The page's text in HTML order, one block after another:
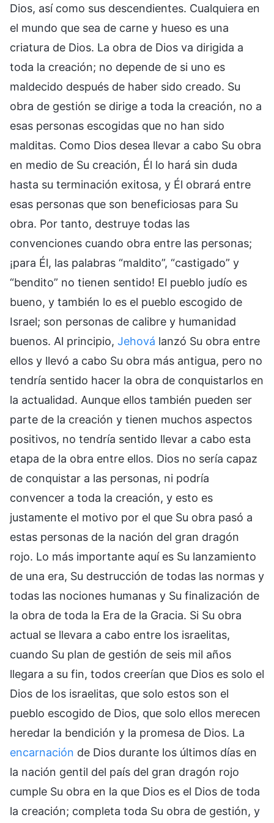
Dios, así como sus descendientes. Cualquiera en
el mundo que sea de carne y hueso es una
criatura de Dios. La obra de Dios va dirigida a
toda la creación; no depende de si uno es
maldecido después de haber sido creado. Su
obra de gestión se dirige a toda la creación, no a
esas personas escogidas que no han sido
malditas. Como Dios desea llevar a cabo Su obra
en medio de Su creación, Él lo hará sin duda
hasta su terminación exitosa, y Él obrará entre
esas personas que son beneficiosas para Su
obra. Por tanto, destruye todas las
convenciones cuando obra entre las personas;
¡para Él, las palabras “maldito”, “castigado” y
“bendito” no tienen sentido! El pueblo judío es
bueno, y también lo es el pueblo escogido de
Israel; son personas de calibre y humanidad
buenos. Al principio, Jehová lanzó Su obra entre
ellos y llevó a cabo Su obra más antigua, pero no
tendría sentido hacer la obra de conquistarlos en
la actualidad. Aunque ellos también pueden ser
parte de la creación y tienen muchos aspectos
positivos, no tendría sentido llevar a cabo esta
etapa de la obra entre ellos. Dios no sería capaz
de conquistar a las personas, ni podría
convencer a toda la creación, y esto es
justamente el motivo por el que Su obra pasó a
estas personas de la nación del gran dragón
rojo. Lo más importante aquí es Su lanzamiento
de una era, Su destrucción de todas las normas y
todas las nociones humanas y Su finalización de
la obra de toda la Era de la Gracia. Si Su obra
actual se llevara a cabo entre los israelitas,
cuando Su plan de gestión de seis mil años
llegara a su fin, todos creerían que Dios es solo el
Dios de los israelitas, que solo estos son el
pueblo escogido de Dios, que solo ellos merecen
heredar la bendición y la promesa de Dios. La
encarnación de Dios durante los últimos días en
la nación gentil del país del gran dragón rojo
cumple Su obra en la que Dios es el Dios de toda
la creación; completa toda Su obra de gestión, y